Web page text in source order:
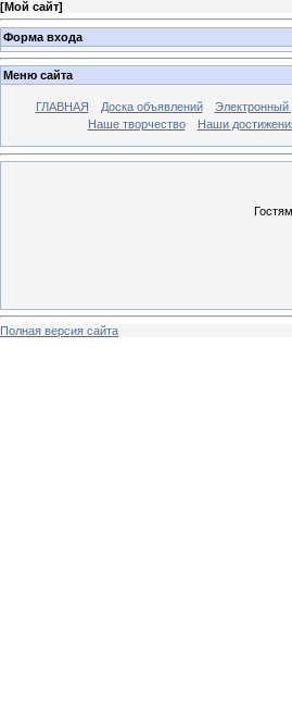
[Мой сайт]
Форма входа
Меню сайта
ГЛАВНАЯ Доска объявлений Электронный
Наше творчество
Наши
Полная версия сайта